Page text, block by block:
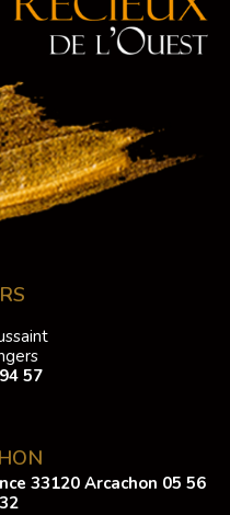
57
33120 Arcachon 05 56